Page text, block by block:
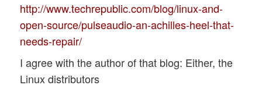
http://www.techrepublic.com/blog/linux-and-
open-source/pulseaudio-an-achilles-heel-that-
needs-repair/
I agree with the author of that blog: Either, the
Linux distributors